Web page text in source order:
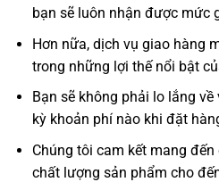
bạn sẽ luôn nhận được mức
Hơn nữa, dịch vụ giao hàng
trong những lợi thế nổi bật
Bạn sẽ không phải lo lắng
kỳ khoản phí nào khi đặt
Chúng tôi cam kết mang
chất lượng sản phẩm cho